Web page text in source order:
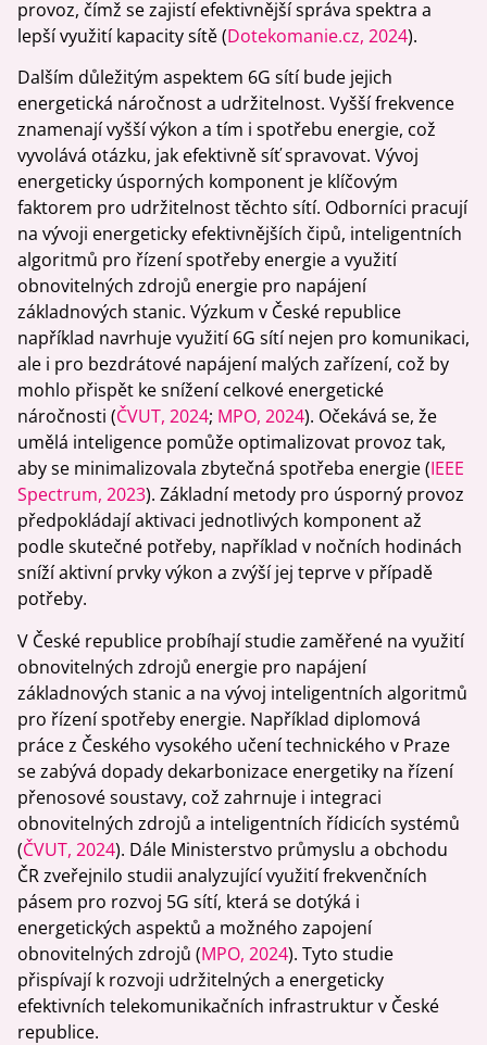
provoz, čímž se zajistí efektivnější správa spektra a
lepší využití kapacity sítě (Dotekomanie.cz, 2024).
Dalším důležitým aspektem 6G sítí bude jejich
energetická náročnost a udržitelnost. Vyšší frekvence
znamenají vyšší výkon a tím i spotřebu energie, což
vyvolává otázku, jak efektivně síť spravovat. Vývoj
energeticky úsporných komponent je klíčovým
faktorem pro udržitelnost těchto sítí. Odborníci pracují
na vývoji energeticky efektivnějších čipů, inteligentních
algoritmů pro řízení spotřeby energie a využití
obnovitelných zdrojů energie pro napájení
základnových stanic. Výzkum v České republice
například navrhuje využití 6G sítí nejen pro komunikaci,
ale i pro bezdrátové napájení malých zařízení, což by
mohlo přispět ke snížení celkové energetické
náročnosti (ČVUT, 2024; MPO, 2024). Očekává se, že
umělá inteligence pomůže optimalizovat provoz tak,
aby se minimalizovala zbytečná spotřeba energie (IEEE
Spectrum, 2023). Základní metody pro úsporný provoz
předpokládají aktivaci jednotlivých komponent až
podle skutečné potřeby, například v nočních hodinách
sníží aktivní prvky výkon a zvýší jej teprve v případě
potřeby.
V České republice probíhají studie zaměřené na využití
obnovitelných zdrojů energie pro napájení
základnových stanic a na vývoj inteligentních algoritmů
pro řízení spotřeby energie. Například diplomová
práce z Českého vysokého učení technického v Praze
se zabývá dopady dekarbonizace energetiky na řízení
přenosové soustavy, což zahrnuje i integraci
obnovitelných zdrojů a inteligentních řídicích systémů
(ČVUT, 2024). Dále Ministerstvo průmyslu a obchodu
ČR zveřejnilo studii analyzující využití frekvenčních
pásem pro rozvoj 5G sítí, která se dotýká i
energetických aspektů a možného zapojení
obnovitelných zdrojů (MPO, 2024). Tyto studie
přispívají k rozvoji udržitelných a energeticky
efektivních telekomunikačních infrastruktur v České
republice.